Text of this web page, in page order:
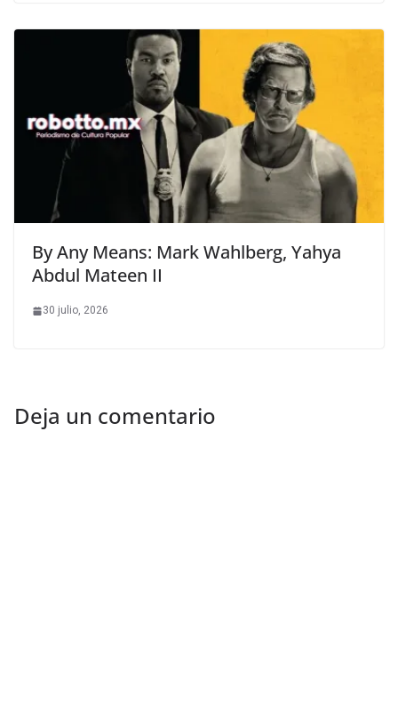
By Any Means: Mark Wahlberg, Yahya
Abdul Mateen II
30 julio, 2026
Deja un comentario